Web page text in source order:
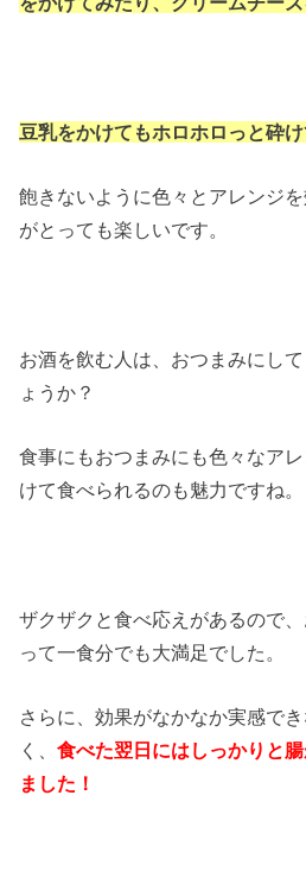
豆乳をかけてもホロホロっと砕
飽きないように色々とアレンジ
がとっても楽しいです。
お酒を飲む人は、おつまみにし
ょうか？
食事にもおつまみにも色々なア
けて食べられるのも魅力ですね。
ザクザクと食べ応えがあるので
って一食分でも大満足でした。
さらに、効果がなかなか実感で
く、食べた翌日にはしっかりと
ました！